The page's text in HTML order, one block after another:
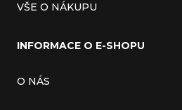
VŠE O NÁKUPU
INFORMACE O E-SHOPU
O NÁS